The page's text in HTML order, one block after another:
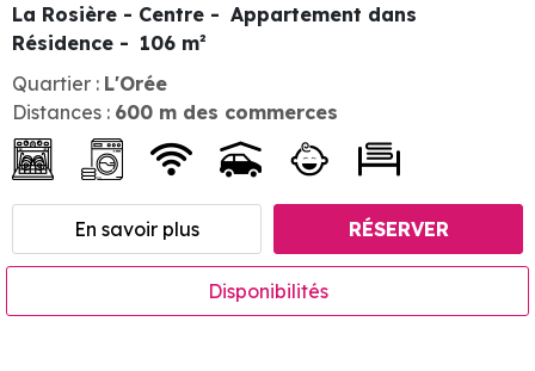
La Rosière - Centre
Appartement dans
Résidence
106 m²
Quartier : L'Orée
Distances : 600 m des commerces
En savoir plus RÉSERVER
Disponibilités